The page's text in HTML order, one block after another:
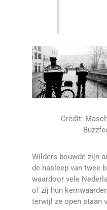
Credit:
Wilders bouwde zijn
de nasleep van twee
waardoor vele
of zij hun
terwijl ze open staan